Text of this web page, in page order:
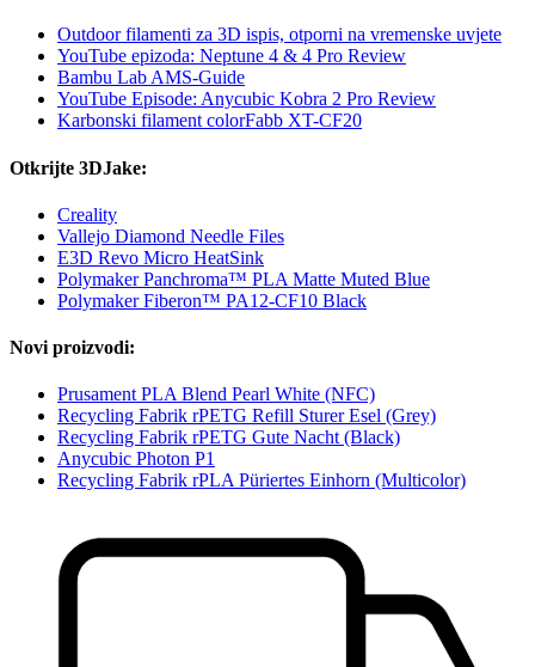
Outdoor filamenti za 3D ispis, otporni na vremenske uvjete
YouTube epizoda: Neptune 4 & 4 Pro Review
Bambu Lab AMS-Guide
YouTube Episode: Anycubic Kobra 2 Pro Review
Karbonski filament colorFabb XT-CF20
Otkrijte 3DJake:
Creality
Vallejo Diamond Needle Files
E3D Revo Micro HeatSink
Polymaker Panchroma™ PLA Matte Muted Blue
Polymaker Fiberon™ PA12-CF10 Black
Novi proizvodi:
Prusament PLA Blend Pearl White (NFC)
Recycling Fabrik rPETG Refill Sturer Esel (Grey)
Recycling Fabrik rPETG Gute Nacht (Black)
Anycubic Photon P1
Recycling Fabrik rPLA Püriertes Einhorn (Multicolor)